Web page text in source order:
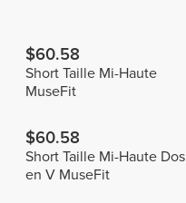
$60.58
Short Taille Mi-Haute
MuseFit
$60.58
Short Taille Mi-Haute Dos
en V MuseFit